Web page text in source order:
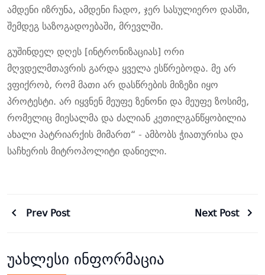
ამდენი იზრუნა, ამდენი ჩადო, ჯერ სასულიერო დასში,
შემდეგ საზოგადოებაში, მრევლში.
გუშინდელ დღეს [ინტრონიზაციას] ორი
მღვდელმთავრის გარდა ყველა ესწრებოდა. მე არ
ვფიქრობ, რომ მათი არ დასწრების მიზეზი იყო
პროტესტი. არ იყვნენ მეუფე ზენონი და მეუფე ზოსიმე,
რომელიც მიესალმა და ძალიან კეთილგანწყობილია
ახალი პატრიარქის მიმართ“ - ამბობს ჭიათურისა და
საჩხერის მიტროპოლიტი დანიელი.
Prev Post Next Post
უახლესი ინფორმაცია